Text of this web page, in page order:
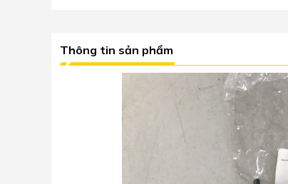
Thông tin sản phẩm